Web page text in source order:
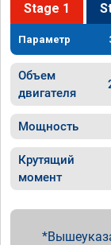
Stage 1
Параметр
Объем
двигателя
Мощность
Крутящий
момент